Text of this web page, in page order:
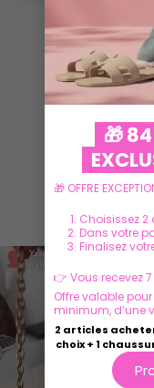
🎁
🎁 OFFRE
Choisissez 2
Dans votre
Finalisez
👉 Vous recevez
Offre valable
minimum, d’une
2 articles
choix + 1